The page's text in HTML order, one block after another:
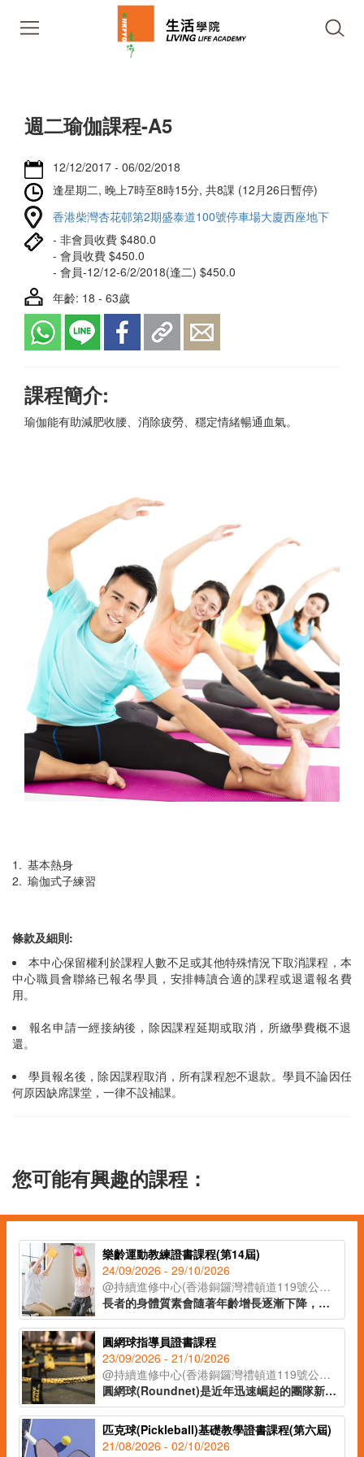
週二瑜伽課程-A5
12/12/2017 - 06/02/2018
逢星期二, 晚上7時至8時15分, 共8課 (12月26日暫停)
香港柴灣杏花邨第2期盛泰道100號停車場大廈西座地下
- 非會員收費 $480.0
- 會員收費 $450.0
- 會員-12/12-6/2/2018(逢二) $450.0
年齡: 18 - 63歲
課程簡介:
瑜伽能有助減肥收腰、消除疲勞、穩定情緒暢通血氣。
1. 基本熱身
2. 瑜伽式子練習
條款及細則:
本中心保留權利於課程人數不足或其他特殊情況下取消課程，本
中心職員會聯絡已報名學員，安排轉讀合適的課程或退還報名費
用。
報名申請一經接納後，除因課程延期或取消，所繳學費概不退
還。
學員報名後，除因課程取消，所有課程恕不退款。學員不論因任
何原因缺席課堂，一律不設補課。
您可能有興趣的課程：
樂齡運動教練證書課程(第14屆)
24/09/2026 - 29/10/2026
@持續進修中心(香港銅鑼灣禮頓道119號公理堂大樓21-23樓)
長者的身體質素會隨著年齡增長逐漸下降，進行規律的運動可以有效地延緩衰退的過程，提高晚年生活質素。此課程以運動科學及運動醫學為基礎，結合不同體適能元素的功能性訓練，設計出一套適合長者的運動處方。課程中亦會講解如何提升長者運動動機、體適能測試、常見的運動損傷及預防方法，全方位培訓學員成為專業的樂齡運動教練。
圓網球指導員證書課程
23/09/2026 - 21/10/2026
@持續進修中心(香港銅鑼灣禮頓道119號公理堂大樓21-23樓)
圓網球(Roundnet)是近年迅速崛起的團隊新興運動，課程旨在提供全面的理論知識和技術教學，內容涵蓋圓網球的場地及裝備介紹，針對不同群體，包括兒童、成人和長者的具體教學策略，提升學員的小組帶領技巧，並了解運動風險相關的注意事項。透過實務教學及技術考試，課程將確保學員能有效推廣圓網球運動，提升社區參與度。
匹克球(Pickleball)基礎教學證書課程(第六屆)
21/08/2026 - 02/10/2026